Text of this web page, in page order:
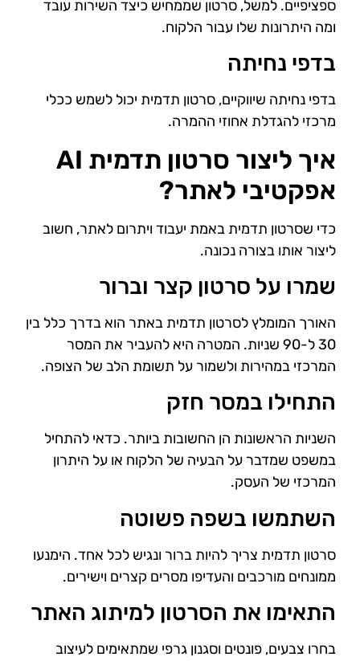
ספציפיים. למשל, סרטון שממחיש כיצד השירות עובד
ומה היתרונות שלו עבור הלקוח.
בדפי נחיתה
בדפי נחיתה שיווקיים, סרטון תדמית יכול לשמש ככלי
מרכזי להגדלת אחוזי ההמרה.
איך ליצור סרטון תדמית AI
אפקטיבי לאתר?
כדי שסרטון תדמית באמת יעבוד ויתרום לאתר, חשוב
ליצור אותו בצורה נכונה.
שמרו על סרטון קצר וברור
האורך המומלץ לסרטון תדמית באתר הוא בדרך כלל בין
30 ל-90 שניות. המטרה היא להעביר את המסר
המרכזי במהירות ולשמור על תשומת הלב של הצופה.
התחילו במסר חזק
השניות הראשונות הן החשובות ביותר. כדאי להתחיל
במשפט שמדבר על הבעיה של הלקוח או על היתרון
המרכזי של העסק.
השתמשו בשפה פשוטה
סרטון תדמית צריך להיות ברור ונגיש לכל אחד. הימנעו
ממונחים מורכבים והעדיפו מסרים קצרים וישירים.
התאימו את הסרטון למיתוג האתר
בחרו צבעים, פונטים וסגנון גרפי שמתאימים לעיצוב